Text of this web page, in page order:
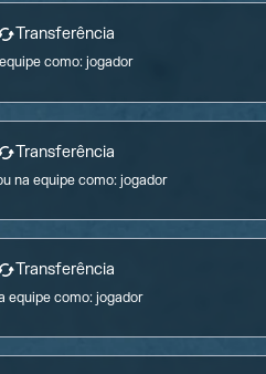
Transferência
como:jogador
Transferência
na equipe como:jogador
Transferência
equipe como:jogador